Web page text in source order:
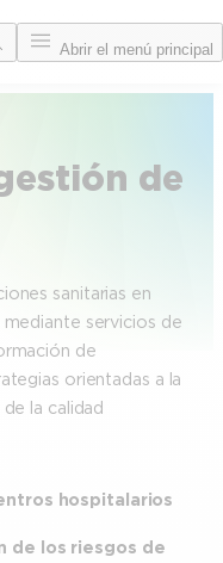
Abrir el menú principal
de
sanitarias en
servicios de
de
orientadas a la
la calidad
hospitalarios
de los riesgos de